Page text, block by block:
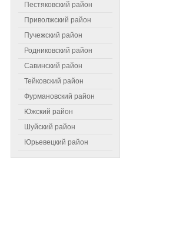
Пестяковский район
Приволжский район
Пучежский район
Родниковский район
Савинский район
Тейковский район
Фурмановский район
Южский район
Шуйский район
Юрьевецкий район
Самое читаемое